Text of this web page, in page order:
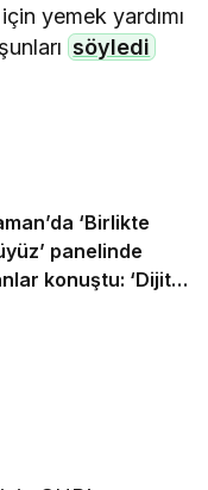
yemek yardımı
söyledi
‘Birlikte
panelinde
konuştu: ‘Dijital